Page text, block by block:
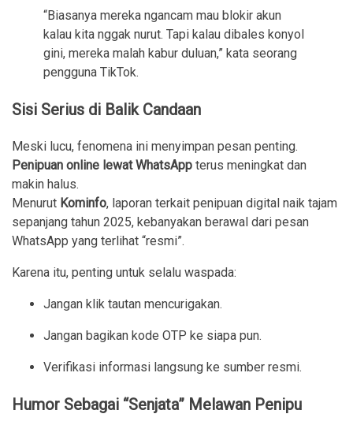
“Biasanya mereka ngancam mau blokir akun
kalau kita nggak nurut. Tapi kalau dibales konyol
gini, mereka malah kabur duluan,” kata seorang
pengguna TikTok.
Sisi Serius di Balik Candaan
Meski lucu, fenomena ini menyimpan pesan penting.
Penipuan online lewat WhatsApp terus meningkat dan
makin halus.
Menurut Kominfo, laporan terkait penipuan digital naik tajam
sepanjang tahun 2025, kebanyakan berawal dari pesan
WhatsApp yang terlihat “resmi”.
Karena itu, penting untuk selalu waspada:
Jangan klik tautan mencurigakan.
Jangan bagikan kode OTP ke siapa pun.
Verifikasi informasi langsung ke sumber resmi.
Humor Sebagai “Senjata” Melawan Penipu